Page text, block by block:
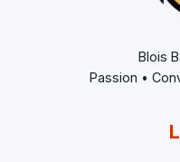
Blois
Passion •